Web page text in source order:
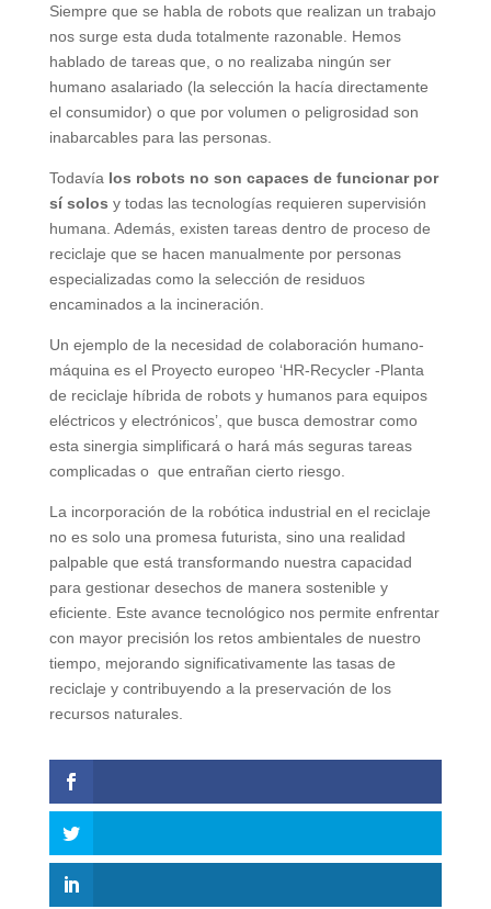
Siempre que se habla de robots que realizan un trabajo
nos surge esta duda totalmente razonable. Hemos
hablado de tareas que, o no realizaba ningún ser
humano asalariado (la selección la hacía directamente
el consumidor) o que por volumen o peligrosidad son
inabarcables para las personas.
Todavía los robots no son capaces de funcionar por
sí solos y todas las tecnologías requieren supervisión
humana. Además, existen tareas dentro de proceso de
reciclaje que se hacen manualmente por personas
especializadas como la selección de residuos
encaminados a la incineración.
Un ejemplo de la necesidad de colaboración humano-
máquina es el Proyecto europeo ‘HR-Recycler -Planta
de reciclaje híbrida de robots y humanos para equipos
eléctricos y electrónicos’, que busca demostrar como
esta sinergia simplificará o hará más seguras tareas
complicadas o que entrañan cierto riesgo.
La incorporación de la robótica industrial en el reciclaje
no es solo una promesa futurista, sino una realidad
palpable que está transformando nuestra capacidad
para gestionar desechos de manera sostenible y
eficiente. Este avance tecnológico nos permite enfrentar
con mayor precisión los retos ambientales de nuestro
tiempo, mejorando significativamente las tasas de
reciclaje y contribuyendo a la preservación de los
recursos naturales.